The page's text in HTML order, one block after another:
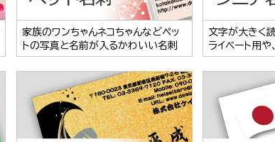
家族のワンちゃんネコちゃんなどペッ
トの写真と名前が入るかわいい名刺
文字が大きく
ライベート用